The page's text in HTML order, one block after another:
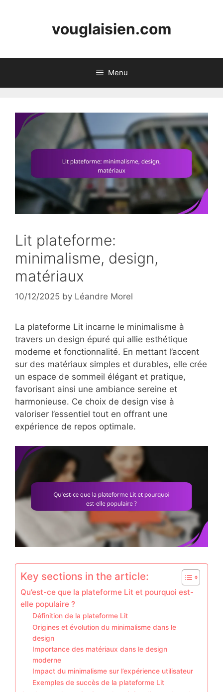
vouglaisien.com
Menu
Lit plateforme:
minimalisme, design,
matériaux
10/12/2025 by Léandre Morel
La plateforme Lit incarne le minimalisme à
travers un design épuré qui allie esthétique
moderne et fonctionnalité. En mettant l’accent
sur des matériaux simples et durables, elle crée
un espace de sommeil élégant et pratique,
favorisant ainsi une ambiance sereine et
harmonieuse. Ce choix de design vise à
valoriser l’essentiel tout en offrant une
expérience de repos optimale.
Key sections in the article:
Qu’est-ce que la plateforme Lit et pourquoi est-
elle populaire ?
Définition de la plateforme Lit
Origines et évolution du minimalisme dans le
design
Importance des matériaux dans le design
moderne
Impact du minimalisme sur l’expérience utilisateur
Exemples de succès de la plateforme Lit